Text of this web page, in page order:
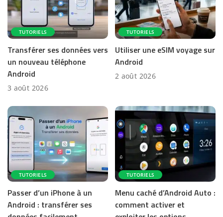
TUTORIELS
Transférer ses données vers
un nouveau téléphone
Android
3 août 2026
TUTORIELS
Utiliser une eSIM voyage sur
Android
2 août 2026
TUTORIELS
Passer d’un iPhone à un
Android : transférer ses
TUTORIELS
Menu caché d’Android Auto :
comment activer et